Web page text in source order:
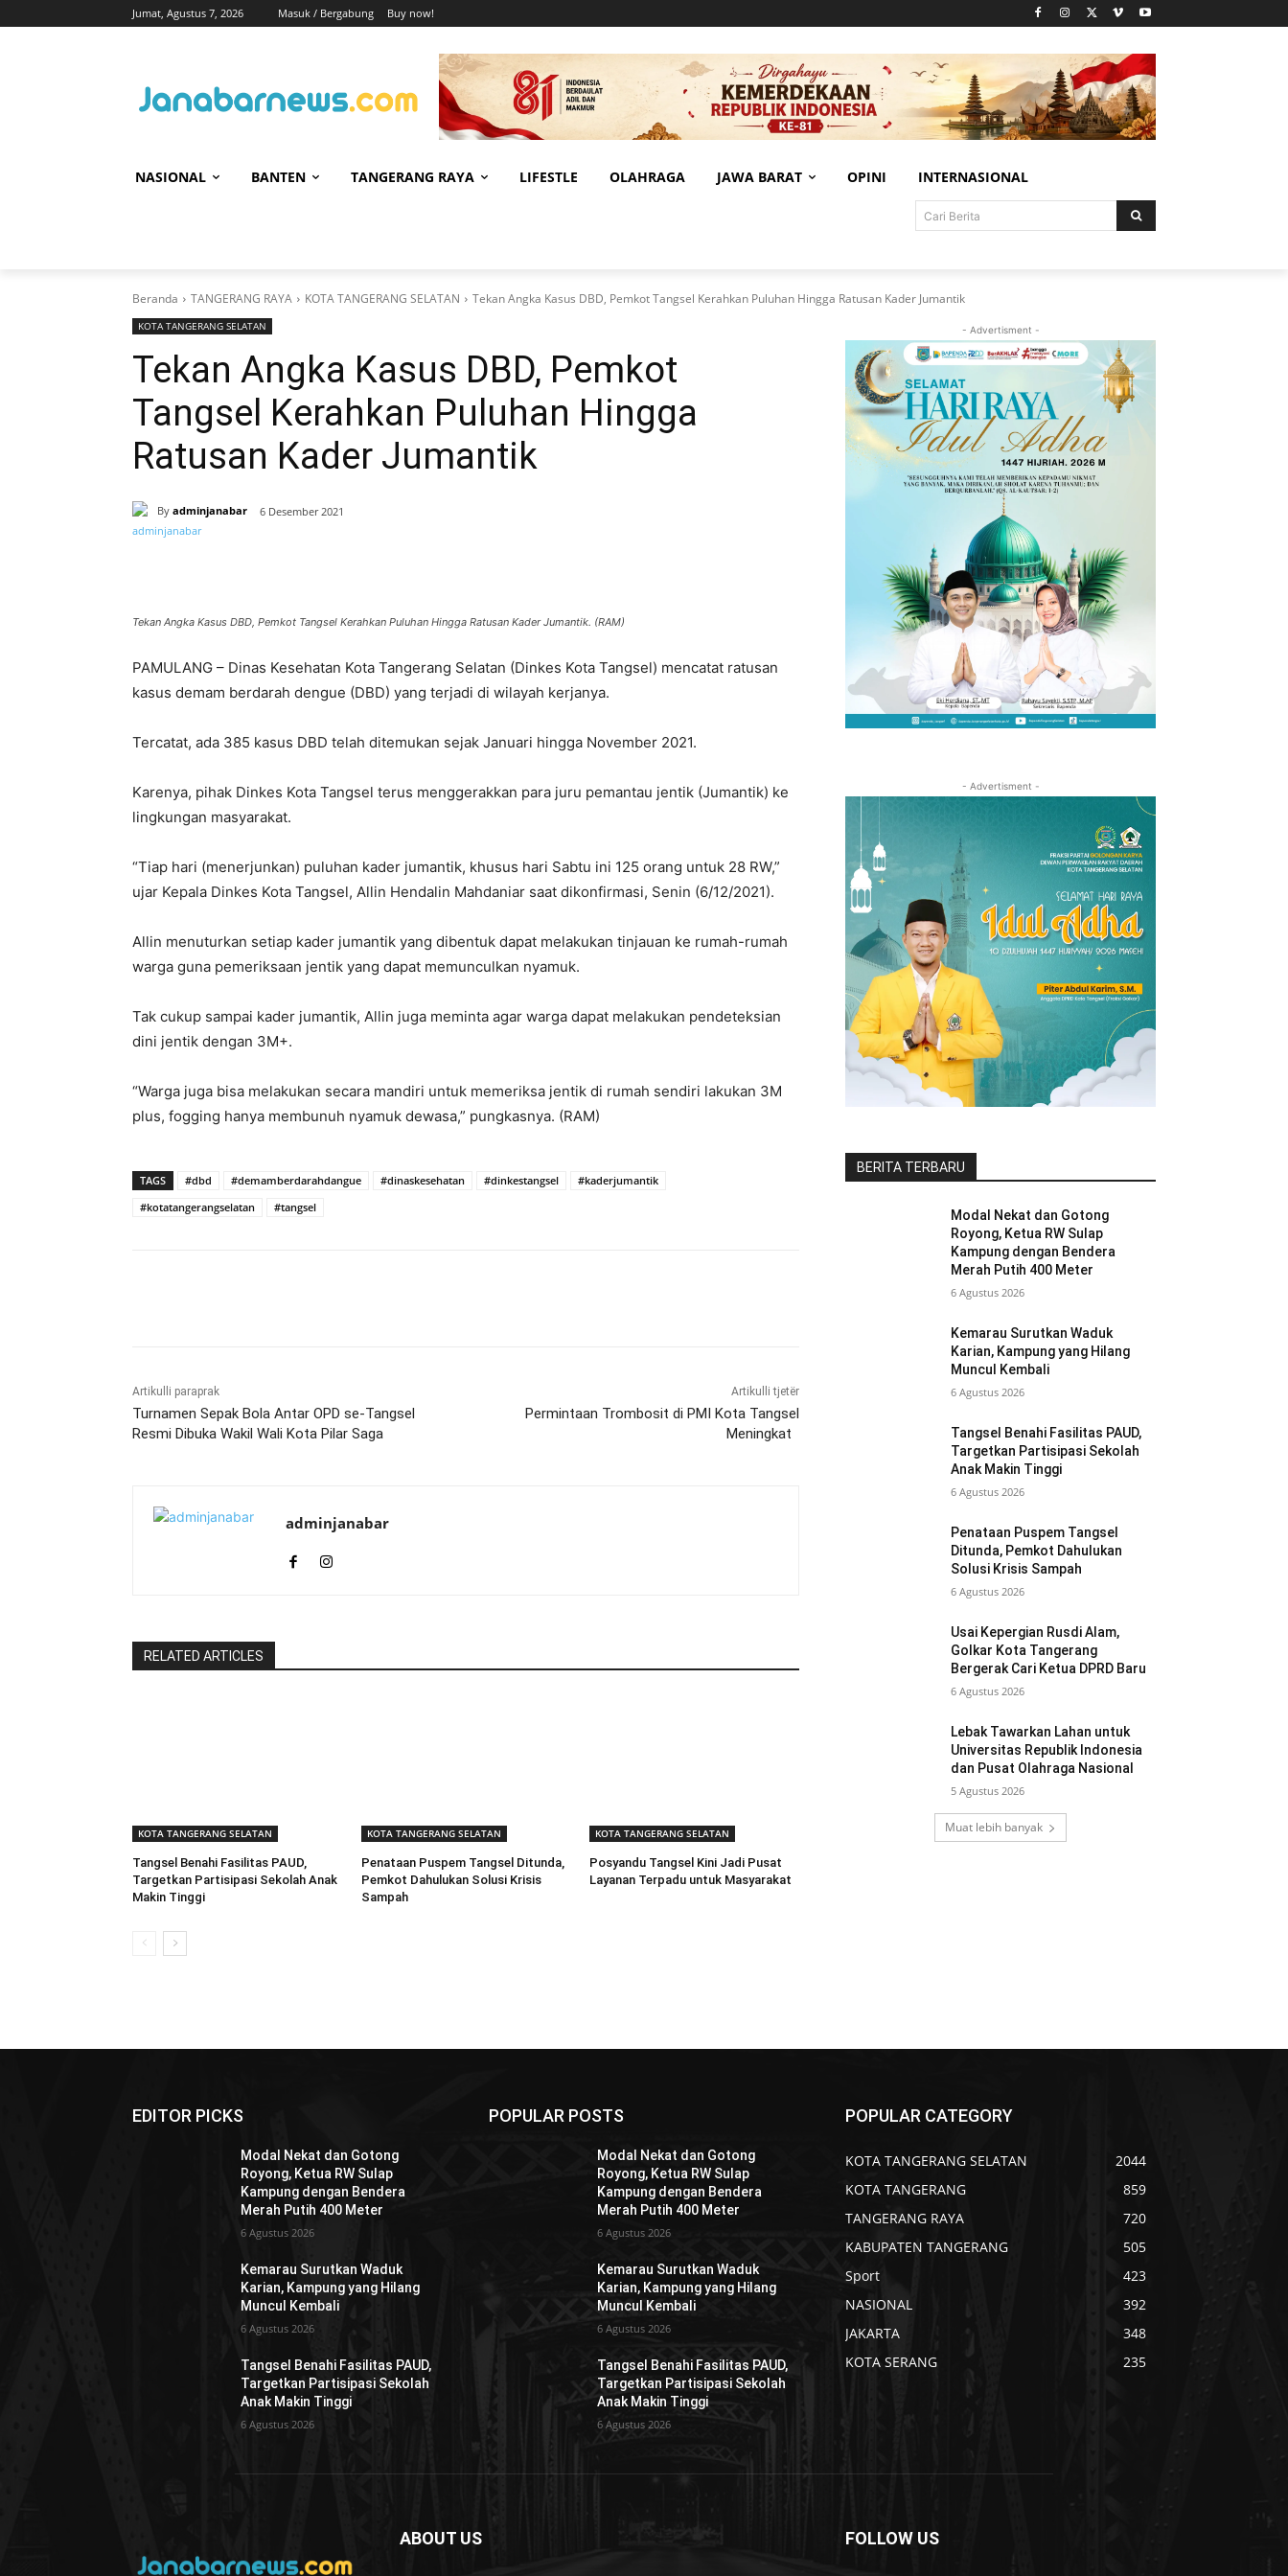
Jumat, Agustus 7, 2026 Masuk / Bergabung Buy now!
NASIONAL BANTEN TANGERANG RAYA LIFESTLE OLAHRAGA JAWA BARAT OPINI INTERNASIONAL
Cari Berita
Beranda TANGERANG RAYA KOTA TANGERANG SELATAN Tekan Angka Kasus DBD, Pemkot Tangsel Kerahkan Puluhan Hingga Ratusan Kader Jumantik
KOTA TANGERANG SELATAN
Tekan Angka Kasus DBD, Pemkot
Tangsel Kerahkan Puluhan Hingga
Ratusan Kader Jumantik
By adminjanabar 6 Desember 2021
Tekan Angka Kasus DBD, Pemkot Tangsel Kerahkan Puluhan Hingga Ratusan Kader Jumantik. (RAM)
PAMULANG – Dinas Kesehatan Kota Tangerang Selatan (Dinkes Kota Tangsel) mencatat ratusan
kasus demam berdarah dengue (DBD) yang terjadi di wilayah kerjanya.
Tercatat, ada 385 kasus DBD telah ditemukan sejak Januari hingga November 2021.
Karenya, pihak Dinkes Kota Tangsel terus menggerakkan para juru pemantau jentik (Jumantik) ke
lingkungan masyarakat.
“Tiap hari (menerjunkan) puluhan kader jumantik, khusus hari Sabtu ini 125 orang untuk 28 RW,”
ujar Kepala Dinkes Kota Tangsel, Allin Hendalin Mahdaniar saat dikonfirmasi, Senin (6/12/2021).
Allin menuturkan setiap kader jumantik yang dibentuk dapat melakukan tinjauan ke rumah-rumah
warga guna pemeriksaan jentik yang dapat memunculkan nyamuk.
Tak cukup sampai kader jumantik, Allin juga meminta agar warga dapat melakukan pendeteksian
dini jentik dengan 3M+.
“Warga juga bisa melakukan secara mandiri untuk memeriksa jentik di rumah sendiri lakukan 3M
plus, fogging hanya membunuh nyamuk dewasa,” pungkasnya. (RAM)
TAGS #dbd #demamberdarahdangue #dinaskesehatan #dinkestangsel
#kaderjumantik
#kotatangerangselatan
#tangsel
Artikulli paraprak
Turnamen Sepak Bola Antar OPD se-Tangsel
Resmi Dibuka Wakil Wali Kota Pilar Saga
Artikulli tjetër
Permintaan Trombosit di PMI Kota Tangsel
Meningkat
adminjanabar
RELATED ARTICLES
KOTA TANGERANG SELATAN
Tangsel Benahi Fasilitas PAUD,
Targetkan Partisipasi Sekolah Anak
Makin Tinggi
KOTA TANGERANG SELATAN
Penataan Puspem Tangsel Ditunda,
Pemkot Dahulukan Solusi Krisis
Sampah
KOTA TANGERANG SELATAN
Posyandu Tangsel Kini Jadi Pusat
Layanan Terpadu untuk Masyarakat
- Advertisment -
- Advertisment -
BERITA TERBARU
Modal Nekat dan Gotong
Royong, Ketua RW Sulap
Kampung dengan Bendera
Merah Putih 400 Meter
6 Agustus 2026
Kemarau Surutkan Waduk
Karian, Kampung yang Hilang
Muncul Kembali
6 Agustus 2026
Tangsel Benahi Fasilitas PAUD,
Targetkan Partisipasi Sekolah
Anak Makin Tinggi
6 Agustus 2026
Penataan Puspem Tangsel
Ditunda, Pemkot Dahulukan
Solusi Krisis Sampah
6 Agustus 2026
Usai Kepergian Rusdi Alam,
Golkar Kota Tangerang
Bergerak Cari Ketua DPRD Baru
6 Agustus 2026
Lebak Tawarkan Lahan untuk
Universitas Republik Indonesia
dan Pusat Olahraga Nasional
5 Agustus 2026
Muat lebih banyak
EDITOR PICKS
Modal Nekat dan Gotong
Royong, Ketua RW Sulap
Kampung dengan Bendera
Merah Putih 400 Meter
6 Agustus 2026
Kemarau Surutkan Waduk
Karian, Kampung yang Hilang
Muncul Kembali
6 Agustus 2026
Tangsel Benahi Fasilitas PAUD,
Targetkan Partisipasi Sekolah
Anak Makin Tinggi
6 Agustus 2026
POPULAR POSTS
Modal Nekat dan Gotong
Royong, Ketua RW Sulap
Kampung dengan Bendera
Merah Putih 400 Meter
6 Agustus 2026
Kemarau Surutkan Waduk
Karian, Kampung yang Hilang
Muncul Kembali
6 Agustus 2026
Tangsel Benahi Fasilitas PAUD,
Targetkan Partisipasi Sekolah
Anak Makin Tinggi
6 Agustus 2026
POPULAR CATEGORY
KOTA TANGERANG SELATAN
2044
KOTA TANGERANG
859
TANGERANG RAYA
720
KABUPATEN TANGERANG
505
Sport
423
NASIONAL
392
JAKARTA
348
KOTA SERANG
235
ABOUT US FOLLOW US